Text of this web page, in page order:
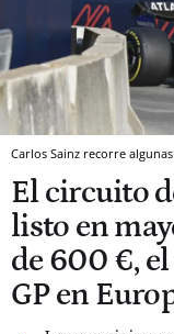
Carlos Sainz recorre
El circuito
listo en
de 600 €,
GP en